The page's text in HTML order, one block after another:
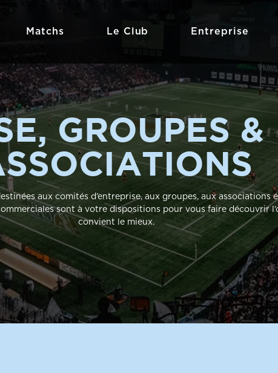
Matchs Le Club Entreprise
GROUPES &
aux comités d’entreprise, aux groupes, aux associations
sont à votre dispositions pour vous faire découvrir
convient le mieux.